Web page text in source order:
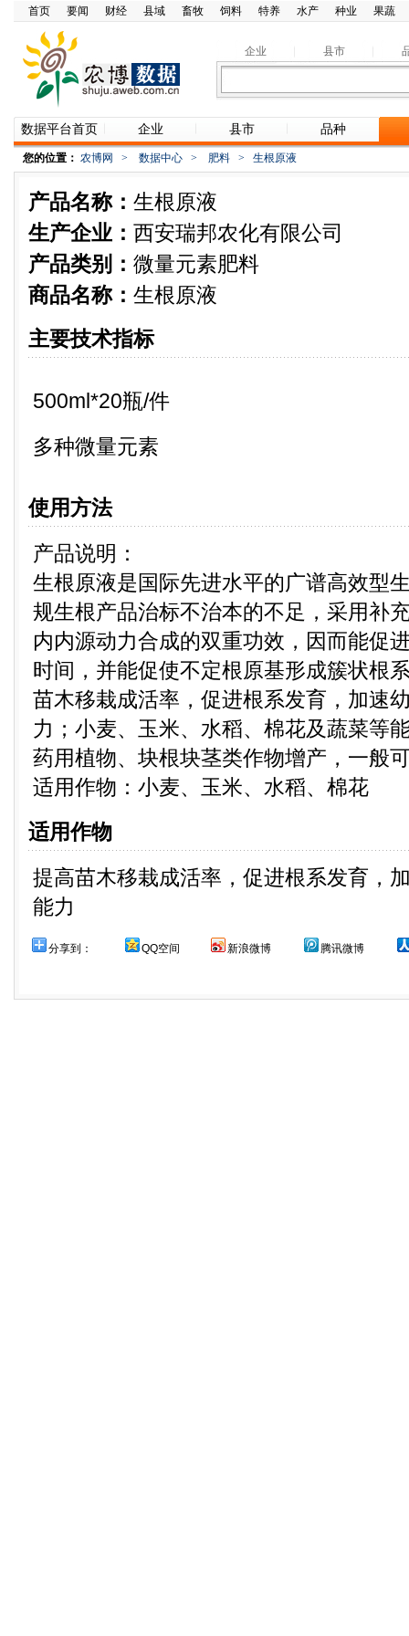
首页 要闻 财经 县域 畜牧 饲料 特养 水产 种业 果蔬
企业 县市
数据平台首页 企业 县市 品种
您的位置： 农博网 > 数据中心 > 肥料 > 生根原液
产品名称： 生根原液
生产企业： 西安瑞邦农化有限公司
产品类别： 微量元素肥料
商品名称： 生根原液
主要技术指标
500ml*20瓶/件
多种微量元素
使用方法
产品说明：
生根原液是国际先进水平的广谱高效型
规生根产品治标不治本的不足，采用补
内内源动力合成的双重功效，因而能促
时间，并能促使不定根原基形成簇状根
苗木移栽成活率，促进根系发育，加速
力；小麦、玉米、水稻、棉花及蔬菜等
药用植物、块根块茎类作物增产，一般
适用作物：小麦、玉米、水稻、棉花
适用作物
提高苗木移栽成活率，促进根系发育，
能力
分享到： QQ空间 新浪微博 腾讯微博